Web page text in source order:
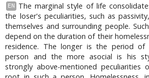
EN
The marginal style of life
the loser's peculiarities, such as
themselves and surrounding people.
depend on the duration of their
residence. The longer is the period of
person and the more asocial is his
strongly above-mentioned peculiarities